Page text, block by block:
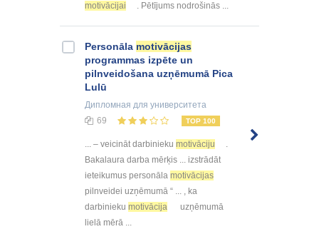
motivācijai
. Pētījums nodrošinās ...
Personāla motivācijas
programmas izpēte un
pilnveidošana uzņēmumā Pica
Lulū
Дипломная для университета
69
TOP 100
... – veicināt darbinieku motivāciju
.
Bakalaura darba mērķis ... izstrādāt
ieteikumus personāla motivācijas
pilnveidei uzņēmumā “ ... , ka
darbinieku motivācija
uzņēmumā
lielā mērā ...